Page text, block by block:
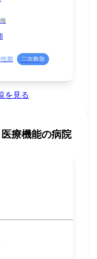
期
二次救急
を見る
療機能の病院